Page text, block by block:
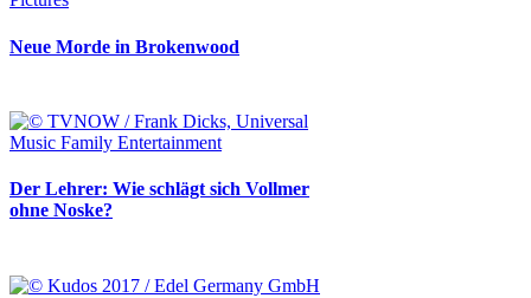
Neue Morde in Brokenwood
Der Lehrer: Wie schlägt sich Vollmer
ohne Noske?